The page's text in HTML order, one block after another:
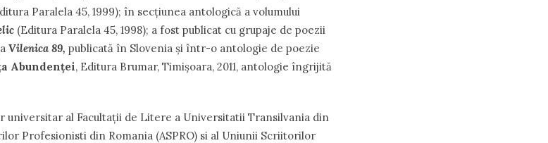
Paralela 45, 1999); în secţiunea antologică a volumului
(Editura Paralela 45, 1998); a fost publicat cu grupaje de poezii
Vilenica 89, publicată în Slovenia şi într-o antologie de poezie
Abundenţei, Editura Brumar, Timişoara, 2011, antologie îngrijită
universitar al Facultaţii de Litere a Universitatii Transilvania din
Profesionisti din Romania (ASPRO) si al Uniunii Scriitorilor